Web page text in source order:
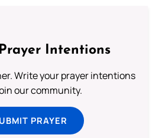
Intentions
Write your prayer intentions
our community.
PRAYER